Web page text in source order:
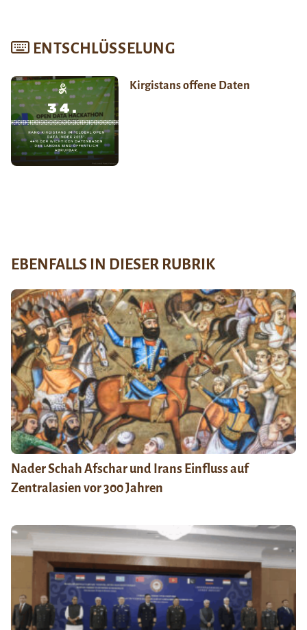
ENTSCHLÜSSELUNG
Kirgistans offene Daten
EBENFALLS IN DIESER RUBRIK
Nader Schah Afschar und Irans Einfluss auf
Zentralasien vor 300 Jahren